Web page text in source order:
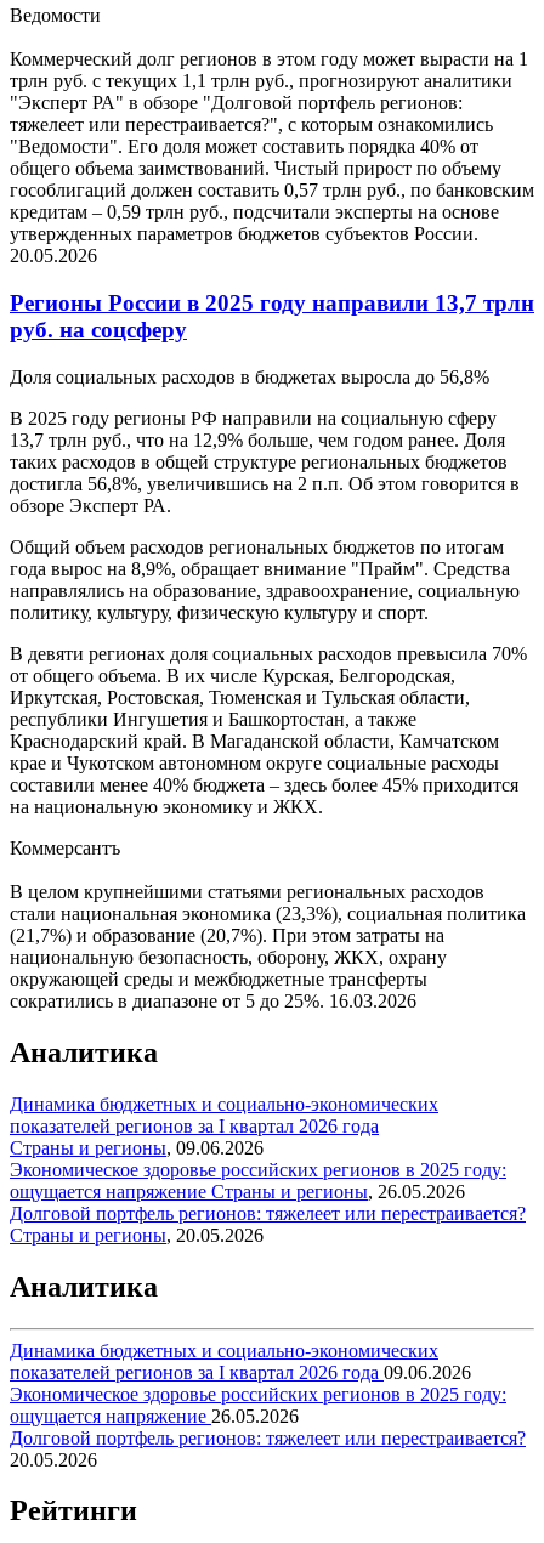
Ведомости
Коммерческий долг регионов в этом году может вырасти на 1
трлн руб. с текущих 1,1 трлн руб., прогнозируют аналитики
"Эксперт РА" в обзоре "Долговой портфель регионов:
тяжелеет или перестраивается?", с которым ознакомились
"Ведомости". Его доля может составить порядка 40% от
общего объема заимствований. Чистый прирост по объему
гособлигаций должен составить 0,57 трлн руб., по банковским
кредитам – 0,59 трлн руб., подсчитали эксперты на основе
утвержденных параметров бюджетов субъектов России.
20.05.2026
Регионы России в 2025 году направили 13,7 трлн
руб. на соцсферу
Доля социальных расходов в бюджетах выросла до 56,8%
В 2025 году регионы РФ направили на социальную сферу
13,7 трлн руб., что на 12,9% больше, чем годом ранее. Доля
таких расходов в общей структуре региональных бюджетов
достигла 56,8%, увеличившись на 2 п.п. Об этом говорится в
обзоре Эксперт РА.
Общий объем расходов региональных бюджетов по итогам
года вырос на 8,9%, обращает внимание "Прайм". Средства
направлялись на образование, здравоохранение, социальную
политику, культуру, физическую культуру и спорт.
В девяти регионах доля социальных расходов превысила 70%
от общего объема. В их числе Курская, Белгородская,
Иркутская, Ростовская, Тюменская и Тульская области,
республики Ингушетия и Башкортостан, а также
Краснодарский край. В Магаданской области, Камчатском
крае и Чукотском автономном округе социальные расходы
составили менее 40% бюджета – здесь более 45% приходится
на национальную экономику и ЖКХ.
Коммерсантъ
В целом крупнейшими статьями региональных расходов
стали национальная экономика (23,3%), социальная политика
(21,7%) и образование (20,7%). При этом затраты на
национальную безопасность, оборону, ЖКХ, охрану
окружающей среды и межбюджетные трансферты
сократились в диапазоне от 5 до 25%. 16.03.2026
Аналитика
Динамика бюджетных и социально-экономических
показателей регионов за I квартал 2026 года
Страны и регионы, 09.06.2026
Экономическое здоровье российских регионов в 2025 году:
ощущается напряжение Страны и регионы, 26.05.2026
Долговой портфель регионов: тяжелеет или перестраивается?
Страны и регионы, 20.05.2026
Аналитика
Динамика бюджетных и социально-экономических
показателей регионов за I квартал 2026 года 09.06.2026
Экономическое здоровье российских регионов в 2025 году:
ощущается напряжение 26.05.2026
Долговой портфель регионов: тяжелеет или перестраивается?
20.05.2026
Рейтинги